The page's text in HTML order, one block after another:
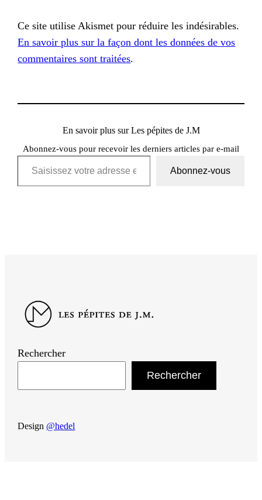
Ce site utilise Akismet pour réduire les indésirables.
En savoir plus sur la façon dont les données de vos
commentaires sont traitées.
En savoir plus sur Les pépites de J.M
Abonnez-vous pour recevoir les derniers articles par e-mail
Saisissez votre adresse e-mail…
Abonnez-vous
Rechercher
Rechercher
Design @hedel